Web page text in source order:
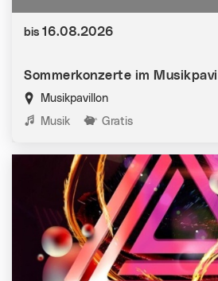
Sommerkonzerte im
Musikpavillon
Kategorien:
Musik Gratis
Datum:
bis 16.08.2026